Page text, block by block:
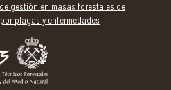
gestión en masas forestales de
plagas y enfermedades